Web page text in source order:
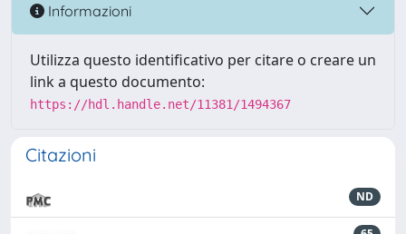
Informazioni
Utilizza questo identificativo per citare o creare un
link a questo documento:
https://hdl.handle.net/11381/1494367
Citazioni
ND